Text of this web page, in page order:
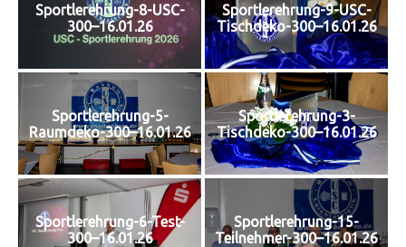
Sportlerehrung-8-USC-
300–16.01.26
Sportlerehrung-9-USC-
Tischdeko-300–16.01.26
Sportlerehrung-5-
Raumdeko-300–16.01.26
Sportlerehrung-3-
Tischdeko-300–16.01.26
Sportlerehrung-6-Test-
300–16.01.26
Sportlerehrung-15-
Teilnehmer-300–16.01.26